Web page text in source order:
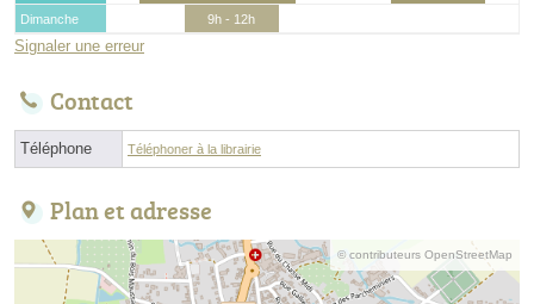
Dimanche
9h - 12h
Signaler une erreur
Contact
Téléphone Téléphoner à la librairie
Plan et adresse
© contributeurs OpenStreetMap